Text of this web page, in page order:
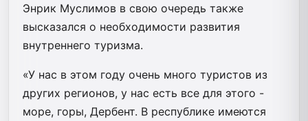
Энрик Муслимов в свою очередь также
высказался о необходимости развития
внутреннего туризма.
«У нас в этом году очень много туристов из
других регионов, у нас есть все для этого -
море, горы, Дербент. В республике имеются